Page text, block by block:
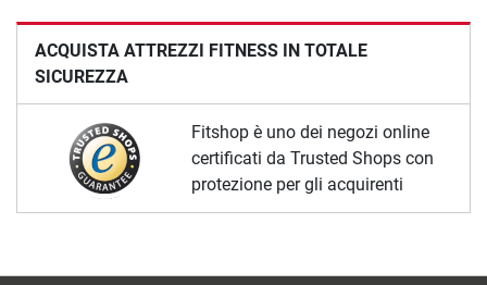
ACQUISTA ATTREZZI FITNESS IN TOTALE
SICUREZZA
Fitshop è uno dei negozi online
certificati da Trusted Shops con
protezione per gli acquirenti